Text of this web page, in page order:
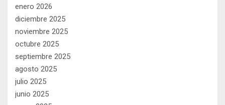
enero 2026
diciembre 2025
noviembre 2025
octubre 2025
septiembre 2025
agosto 2025
julio 2025
junio 2025